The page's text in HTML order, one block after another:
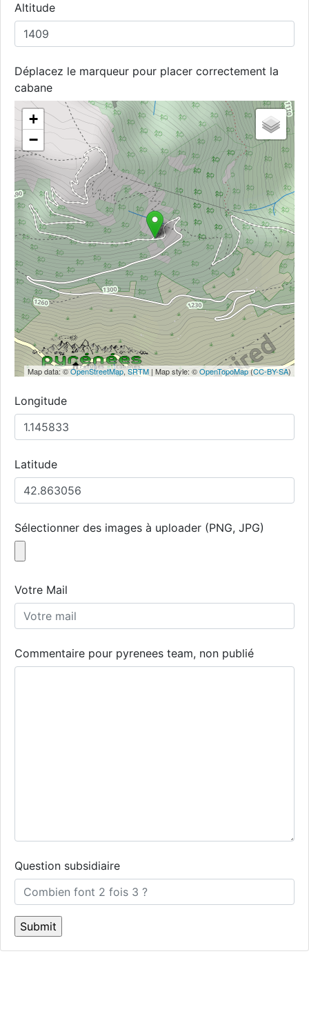
Altitude
Déplacez le marqueur pour placer correctement la
cabane
+
−
Map data: ©OpenStreetMap,SRTM | Map style: ©OpenTopoMap(CC-BY-SA)
Longitude
Latitude
Sélectionner des images à uploader (PNG, JPG)
Votre Mail
Commentaire pour pyrenees team, non publié
Question subsidiaire